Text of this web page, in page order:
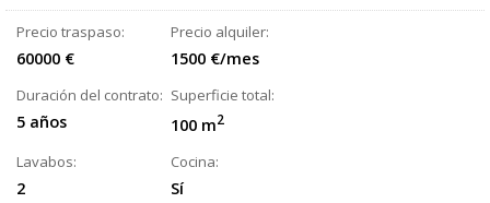
Precio traspaso:
60000 €
Precio alquiler:
1500 €/mes
Duración del contrato:
5 años
Superficie total:
100 m2
Lavabos:
2
Cocina:
Sí